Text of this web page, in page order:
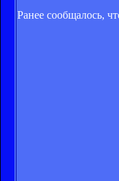
Ранее сообщалось,